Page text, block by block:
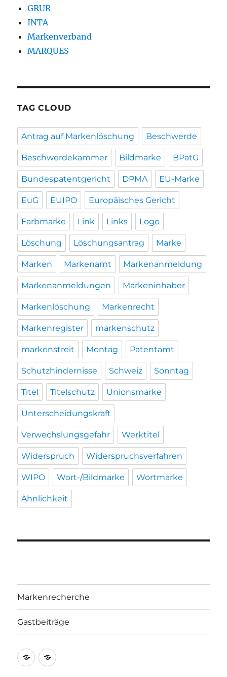
GRUR
INTA
Markenverband
MARQUES
TAG CLOUD
Antrag auf Markenlöschung Beschwerde
Beschwerdekammer Bildmarke BPatG
Bundespatentgericht DPMA EU-Marke
EuG EUIPO Europäisches Gericht
Farbmarke Link Links Logo
Löschung Löschungsantrag Marke
Marken Markenamt Markenanmeldung
Markenanmeldungen Markeninhaber
Markenlöschung Markenrecht
Markenregister markenschutz
markenstreit Montag Patentamt
Schutzhindernisse Schweiz Sonntag
Titel Titelschutz Unionsmarke
Unterscheidungskraft
Verwechslungsgefahr Werktitel
Widerspruch Widerspruchsverfahren
WIPO Wort-/Bildmarke Wortmarke
Ähnlichkeit
Markenrecherche
Gastbeiträge
Markenrecherche
Gastbeiträge